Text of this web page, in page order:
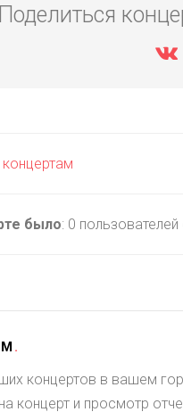
Поделиться
было: 0 пользователей
.
концертов в вашем
концерт и просмотр